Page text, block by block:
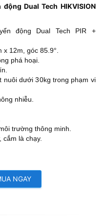
Dual Tech HIKVISION
động Dual Tech PIR +
12m, góc 85.9°.
phá hoại.
nuôi dưới 30kg trong phạm vi
nhiễu.
trường thông minh.
là chạy.
NGAY